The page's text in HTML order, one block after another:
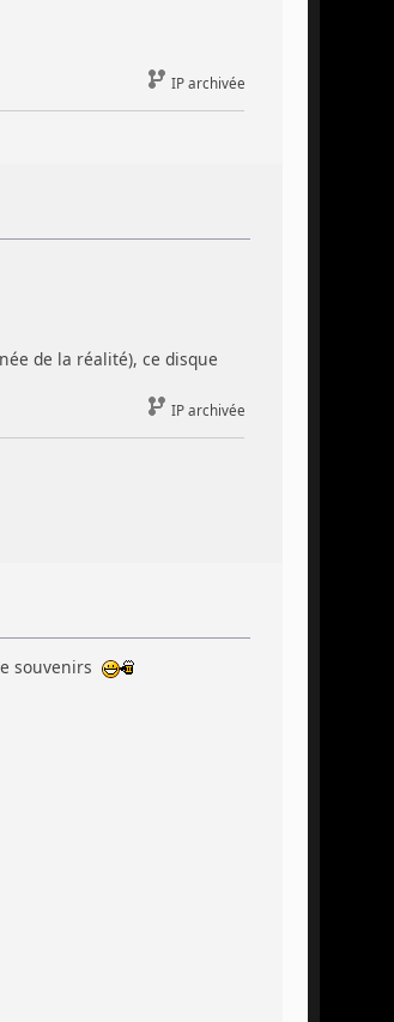
IP archivée
de la réalité), ce disque
IP archivée
souvenirs